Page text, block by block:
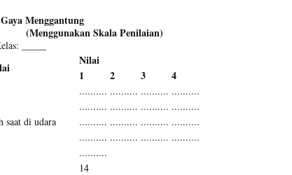
Menggantung
(Menggunakan Skala Penilaian)
_____
Nilai
1
2 3 4
.......... .......... .......... ..........
.......... .......... .......... ..........
saat di udara .......... .......... .......... ..........
.......... .......... .......... ..........
..........
14